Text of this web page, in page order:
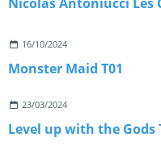
16/10/2024
Monster Maid T01
23/03/2024
Level up with the Gods